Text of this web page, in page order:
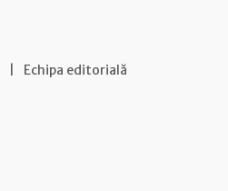
Echipa editorială